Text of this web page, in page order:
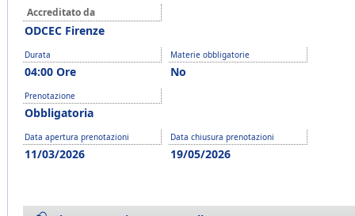
Accreditato da
ODCEC Firenze
Durata
04:00 Ore
Materie obbligatorie
No
Prenotazione
Obbligatoria
Data apertura prenotazioni
11/03/2026
Data chiusura prenotazioni
19/05/2026